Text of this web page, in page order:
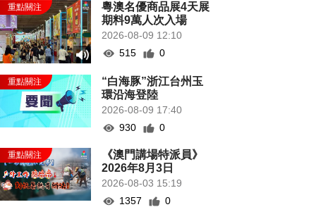
粵澳名優商品展4天展
期料9萬人次入場
2026-08-09 12:10
515
0
“白海豚”浙江台州玉
環沿海登陸
2026-08-09 17:40
930
0
《澳門講場特派員》
2026年8月3日
2026-08-03 15:19
1357
0